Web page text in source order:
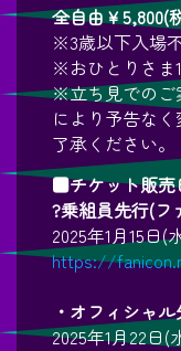
全自由￥5,800(
※3歳以下入場
※おひとりさま
※立ち見でのご
により予告な
了承ください。
■チケット販
?乗組員先行(フ
2025年1月15日(
https://
・オフィシャ
2025年1月22日(